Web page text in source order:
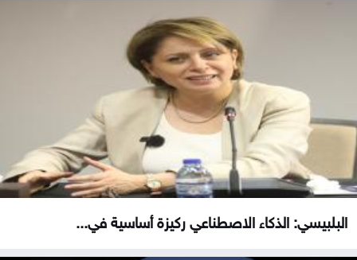
البلبيسي: الذكاء الاصطناعي ركيزة أساسية في...